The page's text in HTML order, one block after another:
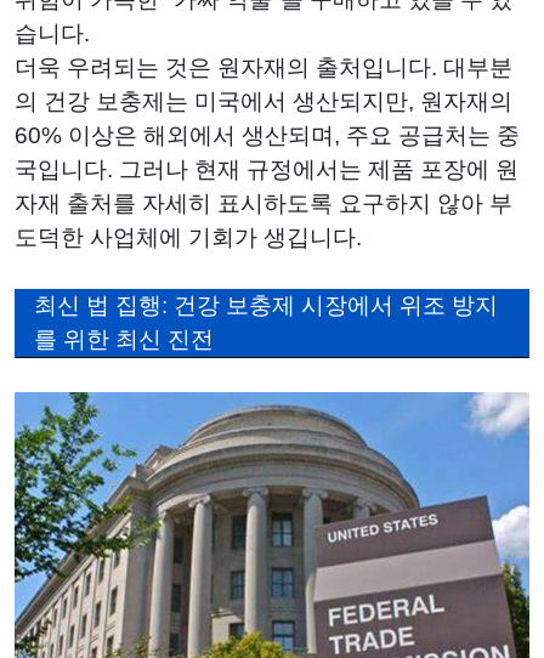
습니다.
더욱 우려되는 것은 원자재의 출처입니다. 대부분
의 건강 보충제는 미국에서 생산되지만, 원자재의
60% 이상은 해외에서 생산되며, 주요 공급처는 중
국입니다. 그러나 현재 규정에서는 제품 포장에 원
자재 출처를 자세히 표시하도록 요구하지 않아 부
도덕한 사업체에 기회가 생깁니다.
최신 법 집행: 건강 보충제 시장에서 위조 방지
를 위한 최신 진전